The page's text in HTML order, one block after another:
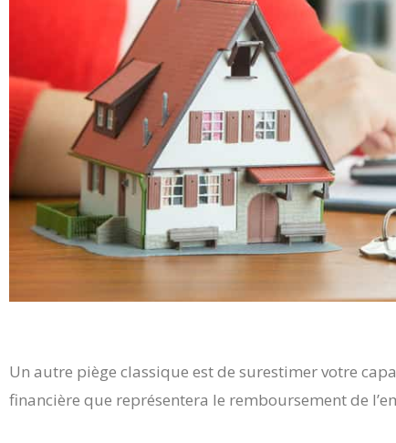
Un autre piège classique est de surestimer votre
financière que représentera le remboursement de